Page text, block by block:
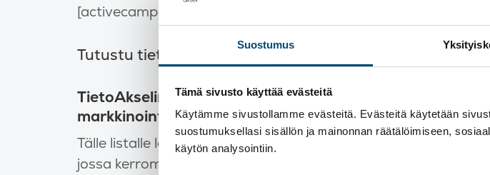
Suostumus
Tämä sivusto käyttää evästeitä
Käytämme sivustollamme evästeitä. Evästeitä käytetään
suostumuksellasi sisällön ja mainonnan räätälöimiseen,
käytön analysointiin.
[activecampaign form=105]
Tutustu tietosuojaselosteeseemme.
TietoAkselin taloushallinnon uutiset ja
markkinointiviestintä
Tälle listalle lähetämme noin kerran kuukaudessa uutiskirjeen,
jossa kerromme asiakkaillemme olennaisista muutoksista ja